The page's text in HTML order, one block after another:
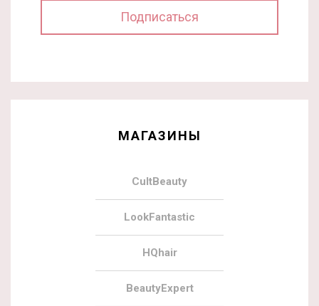
МАГАЗИНЫ
CultBeauty
LookFantastic
HQhair
BeautyExpert